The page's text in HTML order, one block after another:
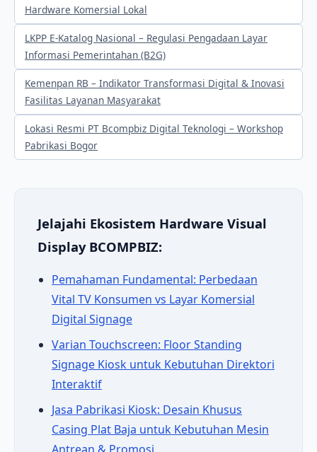
Hardware Komersial Lokal
LKPP E-Katalog Nasional – Regulasi Pengadaan Layar
Informasi Pemerintahan (B2G)
Kemenpan RB – Indikator Transformasi Digital & Inovasi
Fasilitas Layanan Masyarakat
Lokasi Resmi PT Bcompbiz Digital Teknologi – Workshop
Pabrikasi Bogor
Jelajahi Ekosistem Hardware Visual
Display BCOMPBIZ:
Pemahaman Fundamental: Perbedaan
Vital TV Konsumen vs Layar Komersial
Digital Signage
Varian Touchscreen: Floor Standing
Signage Kiosk untuk Kebutuhan Direktori
Interaktif
Jasa Pabrikasi Kiosk: Desain Khusus
Casing Plat Baja untuk Kebutuhan Mesin